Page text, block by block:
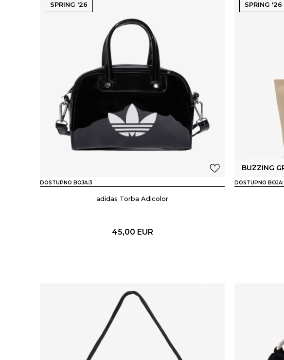
SPRING '26
DOSTUPNO BOJA:3
adidas Torba Adicolor
45,00 EUR
SPRING '26
BUZZING
DOSTUPNO BOJA: